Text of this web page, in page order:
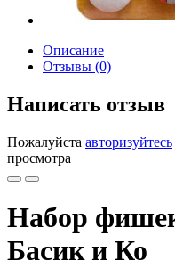
Описание
Отзывы (0)
Написать отзыв
Пожалуйста авторизуйтесь
просмотра
Набор
Басик и Ко